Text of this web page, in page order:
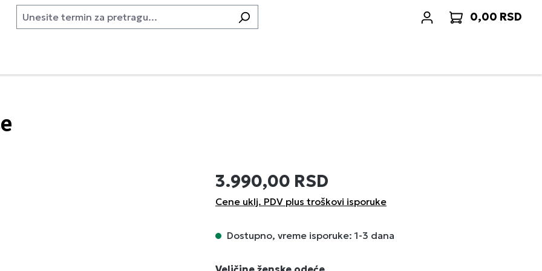
0,00 RSD
3.990,00 RSD
Cene uklj. PDV plus troškovi isporuke
Dostupno, vreme isporuke: 1-3 dana
Izaberi